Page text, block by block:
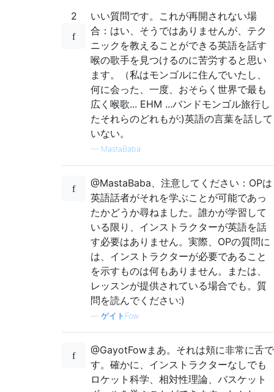
2
いい質問です。これが再開されない場
合：はい、そうではありませんが、テク
ニックを教えることができる英語を話す
喉の歌手を見つけるのに苦労すると思い
ます。（私はモンゴルに住んでいたし、
何に会った、一度、おそらく世界で最も
広く喉歌... EHM ...バンドモンゴル旅行し
たそれらのどれもが:)英語の言葉を話して
いない。
— MastaBaba
@MastaBaba、注意してください：OPは
英語話者がそれを学ぶことが可能であっ
たかどうか尋ねました。誰かが学習して
いる限り、インストラクターが英語を話
す必要はありません。実際、OPの質問に
は、インストラクターが必要であること
を示すものは何もありません。または、
レッスンが提供されている場合でも。質
問を読んでください:)
ゲイトFow
@GayotFowまあ。それは頬に非常に舌で
す。確かに、インストラクターなしでも
ロケット科学、相対性理論、バスケット